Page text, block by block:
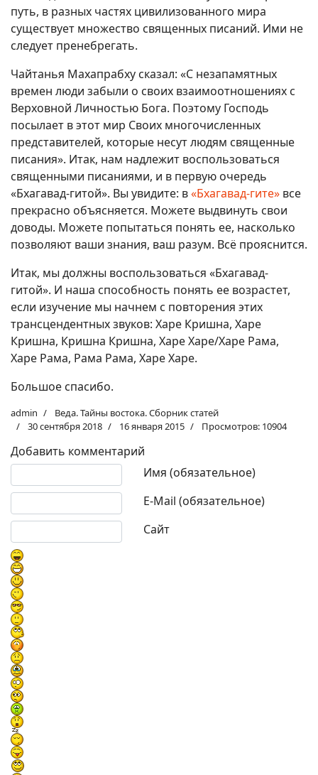
путь, в разных частях цивилизованного мира
существует множество священных писаний. Ими не
следует пренебрегать.
Чайтанья Махапрабху сказал: «С незапамятных
времен люди забыли о своих взаимоотношениях с
Верховной Личностью Бога. Поэтому Господь
посылает в этот мир Своих многочисленных
представителей, которые несут людям священные
писания». Итак, нам надлежит воспользоваться
священными писаниями, и в первую очередь
«Бхагавад-гитой». Вы увидите: в«Бхагавад-гите» все
прекрасно объясняется. Можете выдвинуть свои
доводы. Можете попытаться понять ее, насколько
позволяют ваши знания, ваш разум. Всё прояснится.
Итак, мы должны воспользоваться «Бхагавад-
гитой». И наша способность понять ее возрастет,
если изучение мы начнем с повторения этих
трансцендентных звуков: Харе Кришна, Харе
Кришна, Кришна Кришна, Харе Харе/Харе Рама,
Харе Рама, Рама Рама, Харе Харе.
Большое спасибо.
admin
Веда. Тайны востока. Сборник статей
30 сентября 2018
16 января 2015 Просмотров: 10904
Добавить комментарий
Имя (обязательное)
E-Mail (обязательное)
Сайт